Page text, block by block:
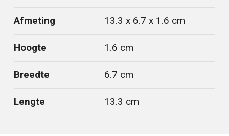
Afmeting 13.3 x 6.7 x 1.6 cm
Hoogte 1.6 cm
Breedte 6.7 cm
Lengte 13.3 cm